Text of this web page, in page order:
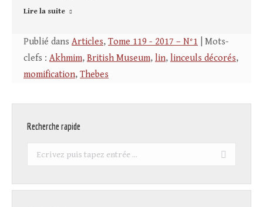
Lire la suite
Publié dans Articles, Tome 119 - 2017 – N°1 | Mots-
clefs : Akhmim, British Museum, lin, linceuls décorés,
momification, Thebes
Recherche rapide
Recherche